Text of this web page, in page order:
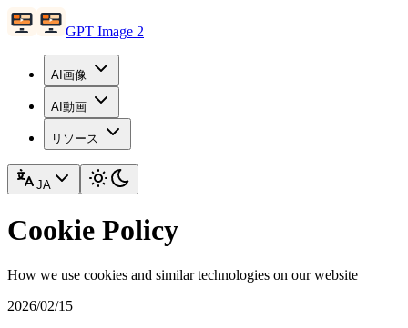
GPT Image 2
AI画像
AI動画
リソース
JA
Cookie Policy
How we use cookies and similar technologies on our website
2026/02/15